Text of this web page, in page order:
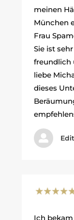
meinen
München
Frau
Sie ist
freundlich
liebe
dieses

Ich